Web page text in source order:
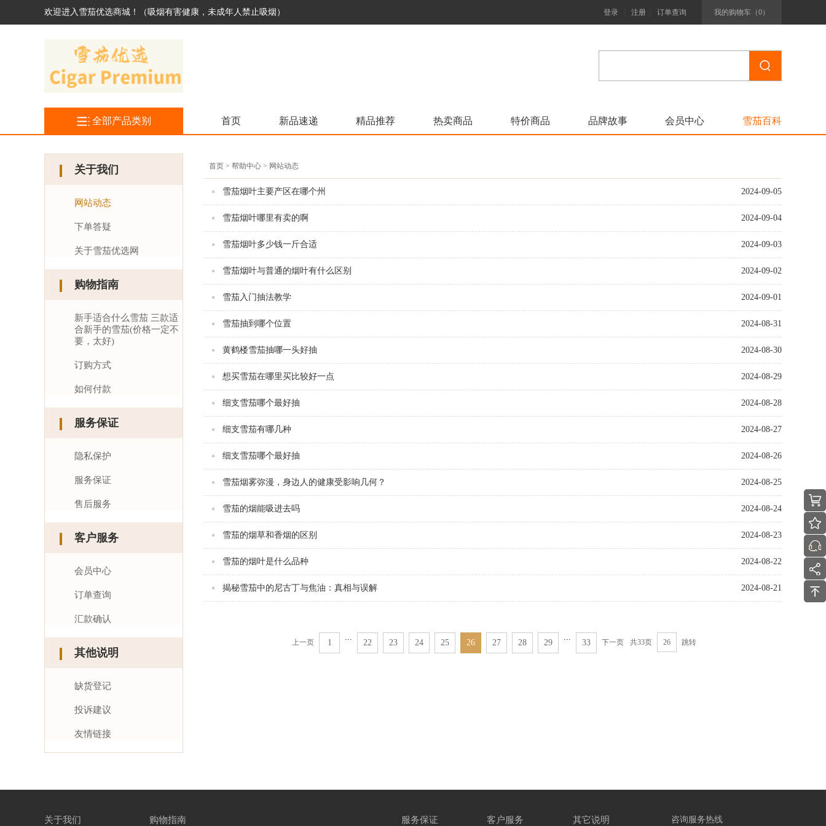
欢迎进入雪茄优选商城！（吸烟有害健康，未成年人禁止吸烟） 登录 注册 订单查询 我的购物车（0）
全部产品类别 首页 新品速递 精品推荐 热卖商品 特价商品 品牌故事 会员中心 雪茄百科
关于我们
网站动态
下单答疑
关于雪茄优选网
购物指南
新手适合什么雪茄 三款适
合新手的雪茄(价格一定不
要，太好)
订购方式
如何付款
服务保证
隐私保护
服务保证
售后服务
客户服务
会员中心
订单查询
汇款确认
其他说明
缺货登记
投诉建议
友情链接
首页 > 帮助中心 > 网站动态
雪茄烟叶主要产区在哪个州 2024-09-05
雪茄烟叶哪里有卖的啊 2024-09-04
雪茄烟叶多少钱一斤合适 2024-09-03
雪茄烟叶与普通的烟叶有什么区别 2024-09-02
雪茄入门抽法教学 2024-09-01
雪茄抽到哪个位置 2024-08-31
黄鹤楼雪茄抽哪一头好抽 2024-08-30
想买雪茄在哪里买比较好一点 2024-08-29
细支雪茄哪个最好抽 2024-08-28
细支雪茄有哪几种 2024-08-27
细支雪茄哪个最好抽 2024-08-26
雪茄烟雾弥漫，身边人的健康受影响几何？ 2024-08-25
雪茄的烟能吸进去吗 2024-08-24
雪茄的烟草和香烟的区别 2024-08-23
雪茄的烟叶是什么品种 2024-08-22
揭秘雪茄中的尼古丁与焦油：真相与误解 2024-08-21
上一页 1 22 23 24 25 26 27 28 29 33 下一页 共33页 跳转
关于我们 购物指南 服务保证 客户服务 其它说明 咨询服务热线